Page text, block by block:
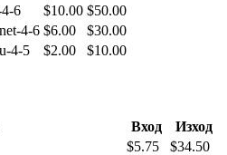
6 $10.00 $50.00
4-6 $6.00 $30.00
4-5 $2.00 $10.00
Вход
Изход
$5.75 $34.50